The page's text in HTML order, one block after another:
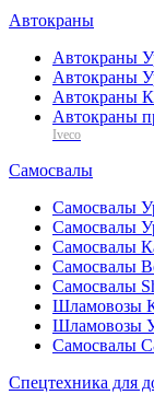
Автокраны
Автокраны
Автокраны
Автокраны
Автокраны
Iveco
Самосвалы
Самосвалы
Самосвалы
Самосвалы
Самосвалы
Самосвалы
Шламовозы
Шламовозы
Самосвалы
Спецтехника для